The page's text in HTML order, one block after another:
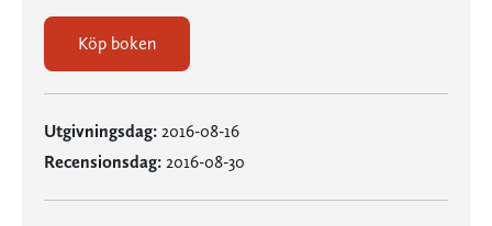
Köp boken
Utgivningsdag: 2016-08-16
Recensionsdag: 2016-08-30